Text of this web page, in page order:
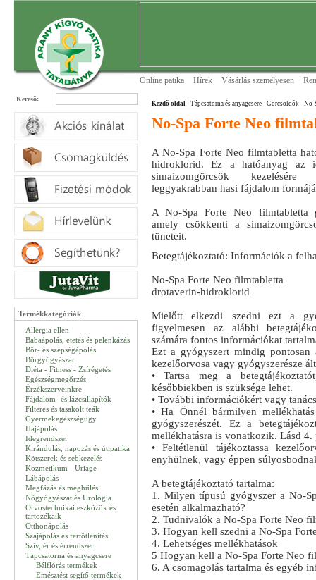
Online patika Hírek Vásárlás személyesen
Keresõ:
Termékkategóriák
Allergia ellen
Babaápolás, etetés és pelenkázás
Bőr- és szépségápolás
Bőrgyógyászat
Diéta - Fitness - Zsírégetés
Egészségmegőrzés
Érzékszerveinkre
Fájdalom- és lázcsillapítók
Filteres és tasakolt teák
Gyermekegészségügy
Hajápolás
Idegrendszer
Kirándulás, napozás és útipatika
Kötszerek és sebkezelés
Kozmetikum - Uriage
Lábápolás
Megfázás és meghűlés
Nőgyógyászat és Urológia
Orvostechnikai eszközök és
tartozékaik
Otthonápolás
Szájápolás és fertőtlenítés
Szív, ér és érrendszer
Tápcsatorna és anyagcsere
Bélflórás termékek
Emésztést segítő termékek
Kezdõ oldal - Tápcsatorna és anyagcsere - Görcsoldók - No-
No-Spa Forte Neo
A No-Spa Forte Neo filmtabletta
hidroklorid. Ez a hatóanyag az
simaizomgörcsök
leggyakrabban hasi fájdalom
A No-Spa Forte Neo filmtabletta
amely csökkenti a
tüneteit.
Betegtájékoztató: Információk a
No-Spa Forte Neo filmtabletta
drotaverin-hidroklorid
Mielőtt elkezdi szedni ezt a
figyelmesen az alábbi
számára fontos információkat
Ezt a gyógyszert mindig
kezelőorvosa vagy gyógyszerésze
• Tartsa meg a
későbbiekben is szüksége lehet.
• További információkért vagy
• Ha Önnél bármilyen
gyógyszerészét. Ez a
mellékhatásra is vonatkozik. Lásd 4.
• Feltétlenül tájékoztassa
enyhülnek, vagy éppen
A betegtájékoztató tartalma:
1. Milyen típusú gyógyszer a No-
esetén alkalmazható?
2. Tudnivalók a No-Spa Forte Neo
3. Hogyan kell szedni a No-Spa
4. Lehetséges mellékhatások
5 Hogyan kell a No-Spa Forte Neo
6. A csomagolás tartalma és egyéb